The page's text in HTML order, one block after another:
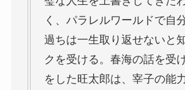
く、パラレルワールドで自
過ちは一生取り返せないと
クを受ける。春海の話を受
をした旺太郎は、宰子の能